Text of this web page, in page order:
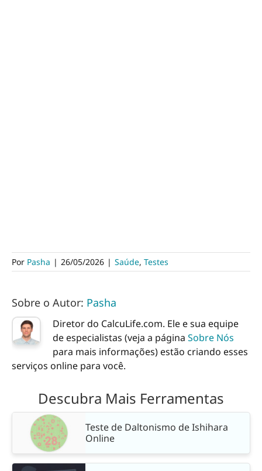
Por Pasha | 26/05/2026 | Saúde, Testes
Sobre o Autor: Pasha
Diretor do CalcuLife.com. Ele e sua equipe
de especialistas (veja a página Sobre Nós
para mais informações) estão criando esses
serviços online para você.
Descubra Mais Ferramentas
Teste de Daltonismo de Ishihara
Online